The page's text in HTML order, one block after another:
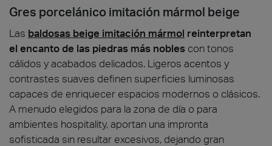
Gres porcelánico imitación mármol beige
Las baldosas beige imitación mármol reinterpretan
el encanto de las piedras más nobles con tonos
cálidos y acabados delicados. Ligeros acentos y
contrastes suaves definen superficies luminosas
capaces de enriquecer espacios modernos o clásicos.
A menudo elegidos para la zona de día o para
ambientes hospitality, aportan una impronta
sofisticada sin resultar excesivos, dejando gran